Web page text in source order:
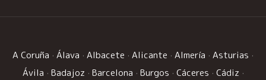
A Coruña · Álava · Albacete · Alicante · Almería · Asturias ·
Ávila · Badajoz · Barcelona · Burgos · Cáceres · Cádiz ·